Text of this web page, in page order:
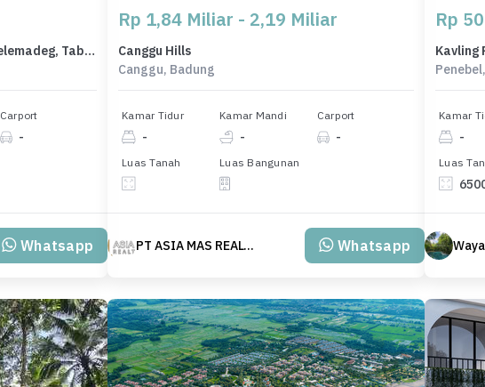
Dijual Tanah di Lokasi Premium Selemadeg, Tabanan, Harga 1,13 Miliar
Carport
-
Whatsapp
Rp 1,84 Miliar - 2,19 Miliar
Canggu Hills
Canggu, Badung
Kamar Tidur
-
Kamar Mandi
-
Carport
-
Luas Tanah Luas Bangunan
PT ASIA MAS REALTY Whatsapp
Rp
Kamar
-
Luas